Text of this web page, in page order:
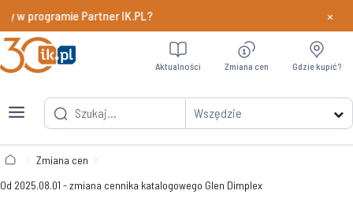
w programie Partner IK.PL? Dowiedz
×
Wszędzie
Aktualności Zmiana cen Gdzie kupić?
Zmiana cen
Od 2025.08.01 - zmiana cennika katalogowego Glen Dimplex